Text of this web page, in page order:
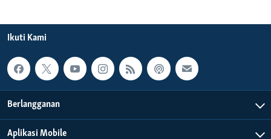
Ikuti Kami
Berlangganan
Aplikasi Mobile